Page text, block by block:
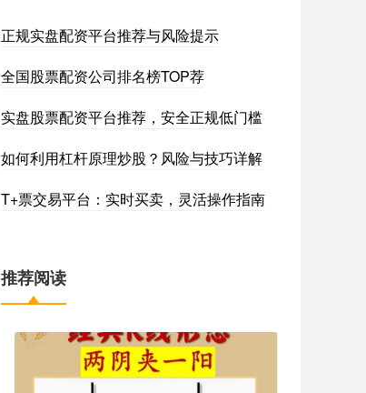
正规实盘配资平台推荐与风险提示
全国股票配资公司排名榜TOP荐
实盘股票配资平台推荐，安全正规低门槛
如何利用杠杆原理炒股？风险与技巧详解
T+票交易平台：实时买卖，灵活操作指南
推荐阅读